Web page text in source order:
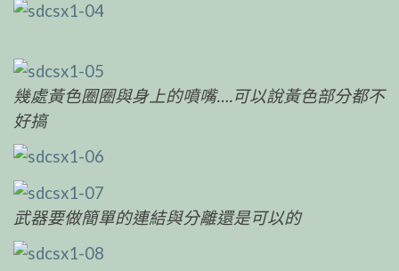
幾處黃色圈圈與身上的噴嘴….可以說黃色部分都不
好搞
武器要做簡單的連結與分離還是可以的